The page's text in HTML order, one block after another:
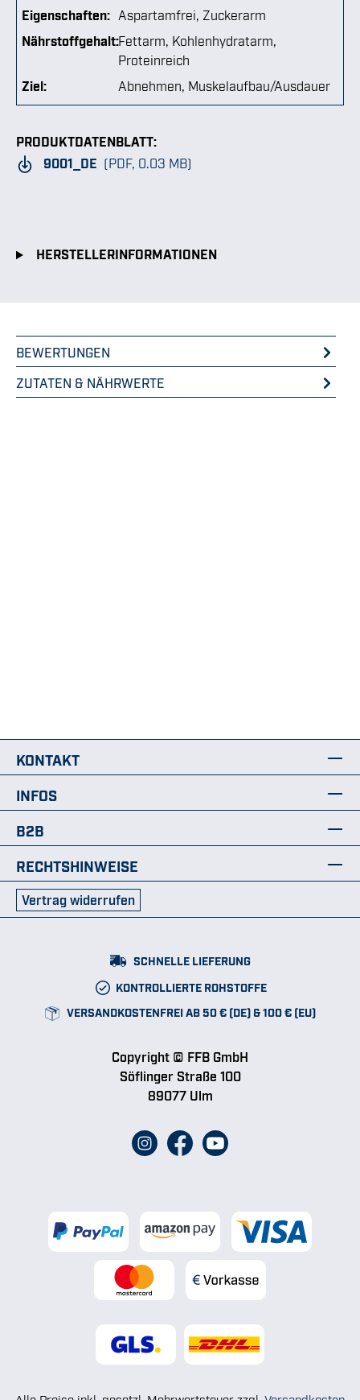
Eigenschaften: Aspartamfrei, Zuckerarm
Nährstoffgehalt:Fettarm, Kohlenhydratarm,
Proteinreich
Ziel:
Abnehmen, Muskelaufbau/Ausdauer
PRODUKTDATENBLATT:
9001_DE (PDF, 0.03 MB)
HERSTELLERINFORMATIONEN
BEWERTUNGEN
ZUTATEN & NÄHRWERTE
KONTAKT
INFOS
B2B
RECHTSHINWEISE
Vertrag widerrufen
SCHNELLE LIEFERUNG
KONTROLLIERTE ROHSTOFFE
VERSANDKOSTENFREI AB 50 € (DE) & 100 € (EU)
Copyright © FFB GmbH
Söflinger Straße 100
89077 Ulm